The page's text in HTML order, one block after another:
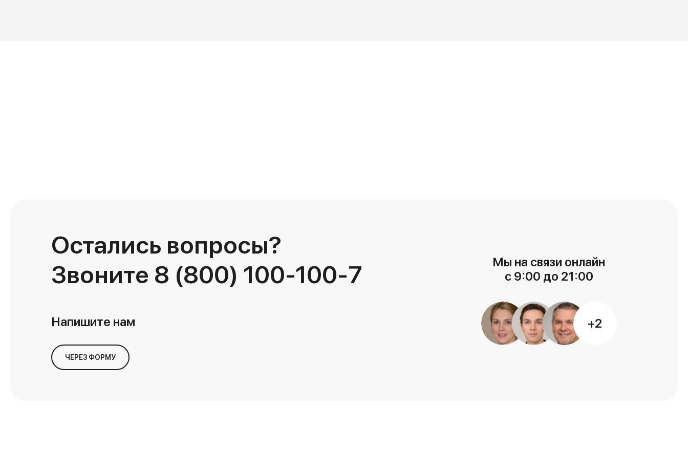
Остались вопросы?
Звоните 8 (800) 100-100-7
Напишите нам
ЧЕРЕЗ ФОРМУ
Мы на связи онлайн
с 9:00 до 21:00
+2